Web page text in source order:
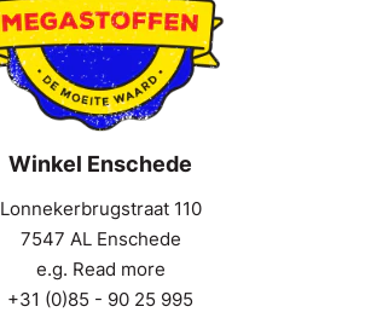
Winkel Enschede
Lonnekerbrugstraat 110
7547 AL Enschede
e.g. Read more
+31 (0)85 - 90 25 995